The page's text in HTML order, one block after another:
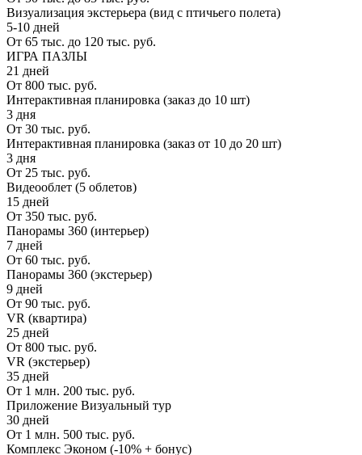
Визуализация экстерьера (вид с птичьего полета)
5-10 дней
От 65 тыс. до 120 тыс. руб.
ИГРА ПАЗЛЫ
21 дней
От 800 тыс. руб.
Интерактивная планировка (заказ до 10 шт)
3 дня
От 30 тыс. руб.
Интерактивная планировка (заказ от 10 до 20 шт)
3 дня
От 25 тыс. руб.
Видеооблет (5 облетов)
15 дней
От 350 тыс. руб.
Панорамы 360 (интерьер)
7 дней
От 60 тыс. руб.
Панорамы 360 (экстерьер)
9 дней
От 90 тыс. руб.
VR (квартира)
25 дней
От 800 тыс. руб.
VR (экстерьер)
35 дней
От 1 млн. 200 тыс. руб.
Приложение Визуальный тур
30 дней
От 1 млн. 500 тыс. руб.
Комплекс Эконом (-10% + бонус)